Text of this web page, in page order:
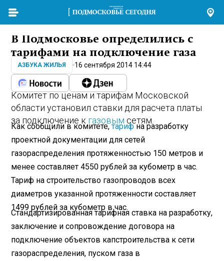
В Подмосковье определились с
тарифами на подключение газа
АЗБУКА ЖИЛЬЯ 16 сентября 2014 14:44
Комитет по ценам и тарифам Московской
области установил ставки для расчета платы
за подключение к газовым сетям.
Как сообщили в комитете,тарифна разработку
проектной документации для сетей
газораспределения протяженностью 150 метров и
менее составляет 4550 рублей за кубометр в час.
Тариф на строительство газопроводов всех
диаметров указанной протяженности составляет
1499 рублей за кубометр в час.
Стандартизированная тарифная ставка на разработку,
заключение и сопровождение договора на
подключение объектов капстроительства к сети
газораспределения, пуском газа в